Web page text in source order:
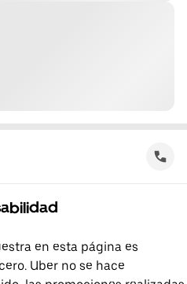
en esta página es
Uber no se hace